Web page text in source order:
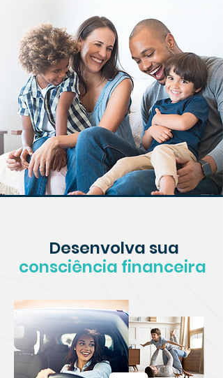
Desenvolva sua
consciência financeira